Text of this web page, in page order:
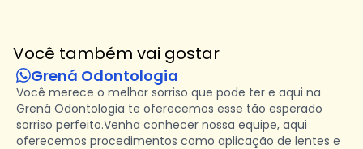
Você também vai gostar
Grená Odontologia
Você merece o melhor sorriso que pode ter e aqui na
Grená Odontologia te oferecemos esse tão esperado
sorriso perfeito.Venha conhecer nossa equipe, aqui
oferecemos procedimentos como aplicação de lentes e